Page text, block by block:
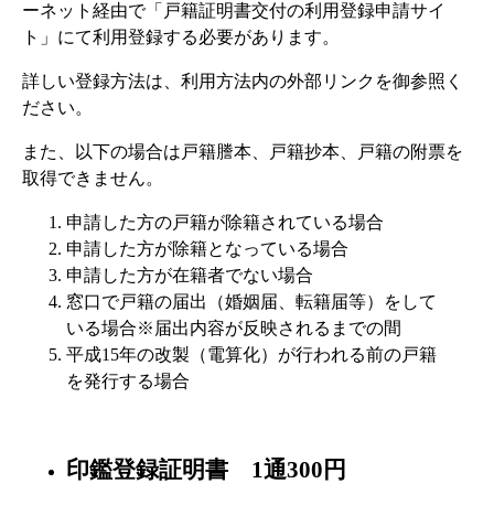
ーネット経由で「戸籍証明書交付の利用登録申請サイ
ト」にて利用登録する必要があります。
詳しい登録方法は、利用方法内の外部リンクを御参照く
ださい。
また、以下の場合は戸籍謄本、戸籍抄本、戸籍の附票を
取得できません。
申請した方の戸籍が除籍されている場合
申請した方が除籍となっている場合
申請した方が在籍者でない場合
窓口で戸籍の届出（婚姻届、転籍届等）をして
いる場合※届出内容が反映されるまでの間
平成15年の改製（電算化）が行われる前の戸籍
を発行する場合
印鑑登録証明書 1通300円